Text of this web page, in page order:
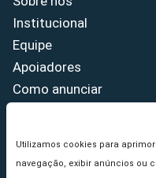
Utilizamos cookies para
navegação, exibir anúncios ou
Institucional
Equipe
Apoiadores
Como anunciar